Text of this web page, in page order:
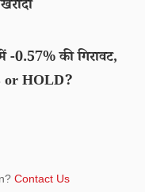
0.57% की गिरावट,
or HOLD?
Contact Us